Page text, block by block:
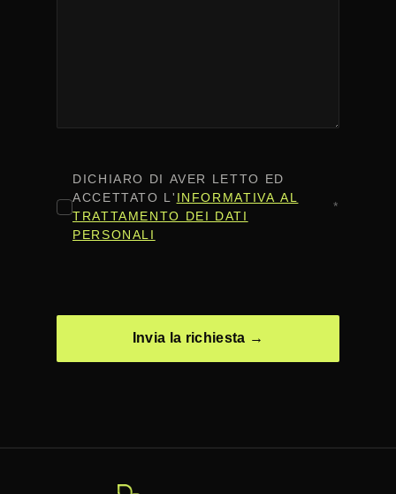
CONSENSO*
DICHIARO DI AVER LETTO ED
ACCETTATO L' INFORMATIVA AL
TRATTAMENTO DEI DATI
PERSONALI
*